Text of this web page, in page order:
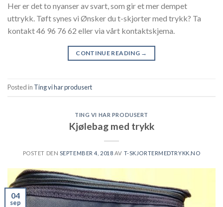
Her er det to nyanser av svart, som gir et mer dempet
uttrykk. Tøft synes vi Ønsker du t-skjorter med trykk? Ta
kontakt 46 96 76 62 eller via vårt kontaktskjema.
CONTINUE READING →
Posted in Ting vi har produsert
TING VI HAR PRODUSERT
Kjølebag med trykk
POSTET DEN SEPTEMBER 4, 2018 AV T-SKJORTERMEDTRYKK.NO
04
sep